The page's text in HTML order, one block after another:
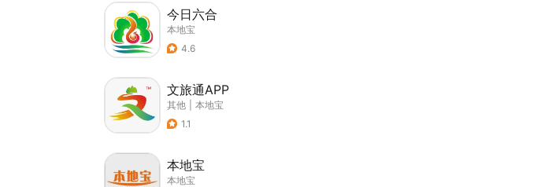
今日六合
本地宝
4.6
文旅通APP
其他
本地宝
1.1
本地宝
本地宝